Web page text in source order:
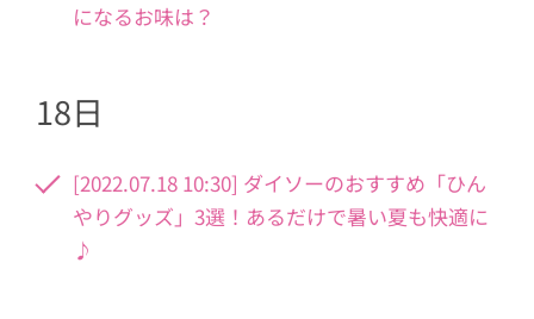
になるお味は？
18日
[2022.07.18 10:30] ダイソーのおすすめ「ひん
やりグッズ」3選！あるだけで暑い夏も快適に
♪